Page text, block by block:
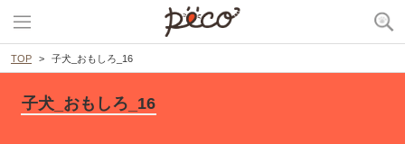
TOP 子犬_おもしろ_16
子犬_おもしろ_16